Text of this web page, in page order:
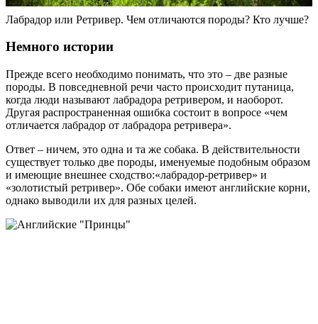
Лабрадор или Ретривер. Чем отличаются породы? Кто лучше?
Немного истории
Прежде всего необходимо понимать, что это – две разные
породы. В повседневной речи часто происходит путаница,
когда люди называют лабрадора ретривером, и наоборот.
Другая распространенная ошибка состоит в вопросе «чем
отличается лабрадор от лабрадора ретривера».
Ответ – ничем, это одна и та же собака. В действительности
существует только две породы, именуемые подобным образом
и имеющие внешнее сходство:«лабрадор-ретривер» и
«золотистый ретривер». Обе собаки имеют английские корни,
однако выводили их для разных целей.